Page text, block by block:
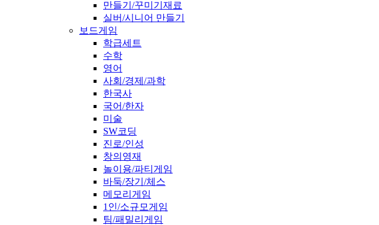
만들기/꾸미기재료
실버/시니어 만들기
보드게임
학급세트
수학
영어
사회/경제/과학
한국사
국어/한자
미술
SW코딩
진로/인성
창의영재
놀이용/파티게임
바둑/장기/체스
메모리게임
1인/소규모게임
팀/패밀리게임